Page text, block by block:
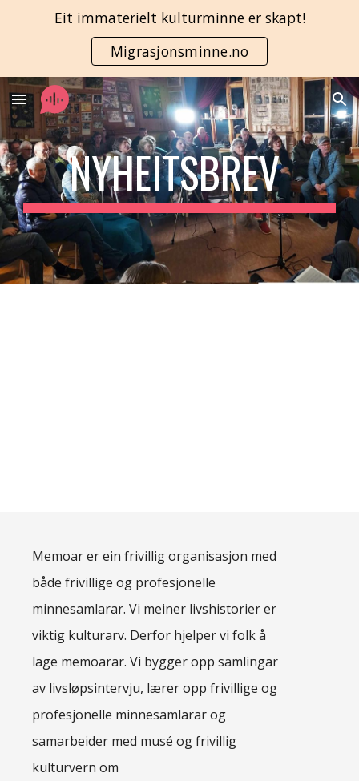
Skip to navigation
Eit immaterielt kulturminne er skapt!
Migrasjonsminne.no
NYHEITSBREV
Memoar er ein frivillig organisasjon med
både frivillige og profesjonelle
minnesamlarar. Vi meiner livshistorier er
viktig kulturarv. Derfor hjelper vi folk å
lage memoarar. Vi bygger opp samlingar
av livsløpsintervju, lærer opp frivillige og
profesjonelle minnesamlarar og
samarbeider med musé og frivillig
kulturvern om